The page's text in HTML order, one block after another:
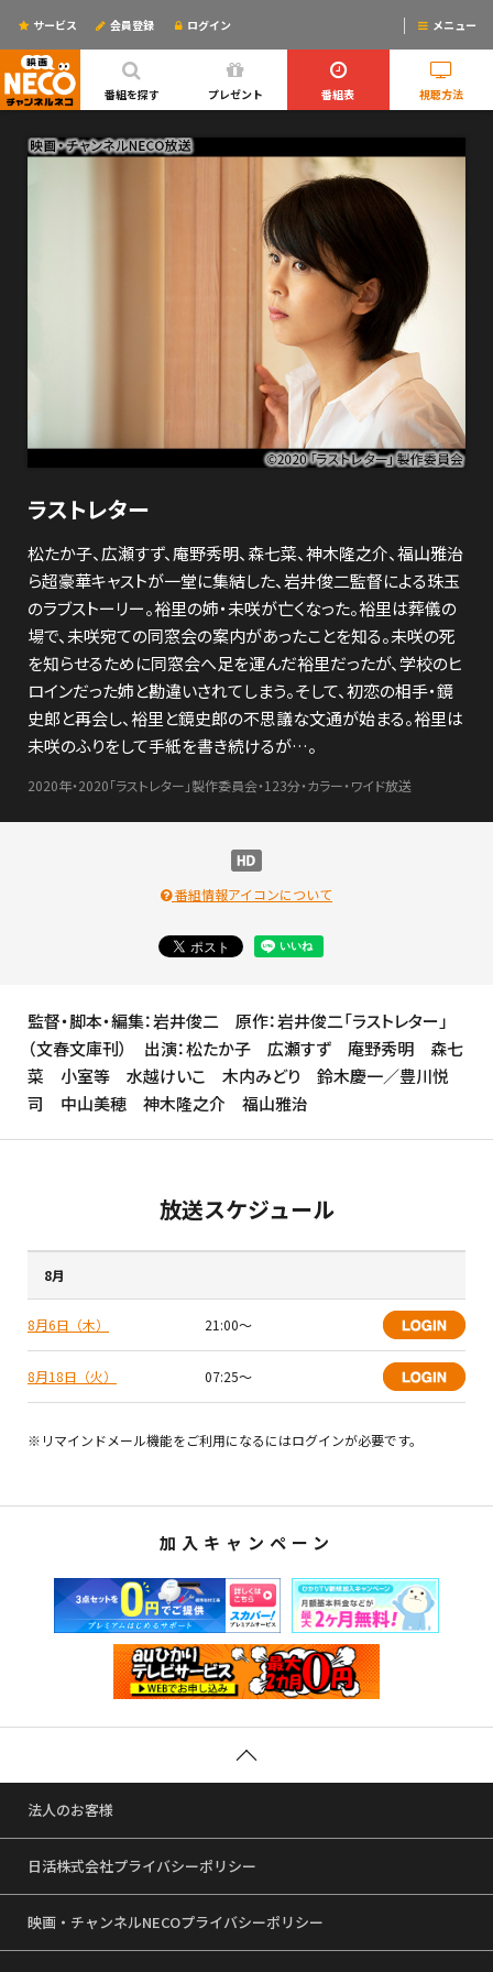
番組を探す プレゼント 番組表 視聴方法
サービス 会員登録 ログイン メニュー
ログインするとリマインドメールが使えるYO!
ラストレター
松たか子、広瀬すず、庵野秀明、森七菜、神木隆之介、福山雅治
ら超豪華キャストが一堂に集結した、岩井俊二監督による珠玉
のラブストーリー。裕里の姉・未咲が亡くなった。裕里は葬儀の
場で、未咲宛ての同窓会の案内があったことを知る。未咲の死
を知らせるために同窓会へ足を運んだ裕里だったが、学校のヒ
ロインだった姉と勘違いされてしまう。そして、初恋の相手・鏡
史郎と再会し、裕里と鏡史郎の不思議な文通が始まる。裕里は
未咲のふりをして手紙を書き続けるが…。
2020年・2020「ラストレター」製作委員会・123分・カラー・ワイド放送
番組情報アイコンについて
監督・脚本・編集：岩井俊二 原作：岩井俊二「ラストレター」
（文春文庫刊） 出演：松たか子 広瀬すず 庵野秀明 森七
菜 小室等 水越けいこ 木内みどり 鈴木慶一／豊川悦
司 中山美穂 神木隆之介 福山雅治
放送スケジュール
8月
8月6日（木） 21:00〜
8月18日（火） 07:25〜
※リマインドメール機能をご利用になるにはログインが必要です。
加入キャンペーン
法人のお客様
日活株式会社プライバシーポリシー
映画・チャンネルNECOプライバシーポリシー